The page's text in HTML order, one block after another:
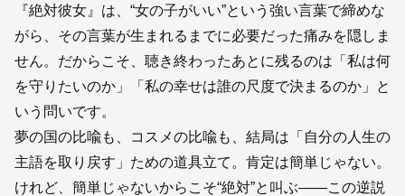
『絶対彼女』は、“女の子がいい”という強い言葉で締めな
がら、その言葉が生まれるまでに必要だった痛みを隠しま
せん。だからこそ、聴き終わったあとに残るのは「私は何
を守りたいのか」「私の幸せは誰の尺度で決まるのか」と
いう問いです。
夢の国の比喩も、コスメの比喩も、結局は「自分の人生の
主語を取り戻す」ための道具立て。肯定は簡単じゃない。
けれど、簡単じゃないからこそ“絶対”と叫ぶ——この逆説